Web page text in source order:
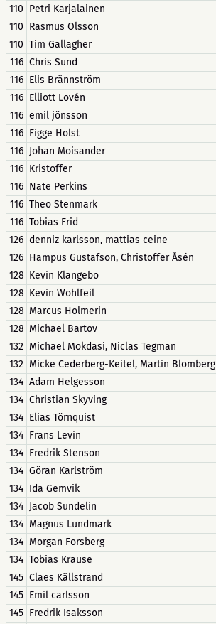
110 Petri Karjalainen
110 Rasmus Olsson
110 Tim Gallagher
116 Chris Sund
116 Elis Brännström
116 Elliott Lovén
116 emil jönsson
116 Figge Holst
116 Johan Moisander
116 Kristoffer
116 Nate Perkins
116 Theo Stenmark
116 Tobias Frid
126 denniz karlsson, mattias ceine
126 Hampus Gustafson, Christoffer Åsén
128 Kevin Klangebo
128 Kevin Wohlfeil
128 Marcus Holmerin
128 Michael Bartov
132 Michael Mokdasi, Niclas Tegman
132 Micke Cederberg-Keitel, Martin Blomberg
134 Adam Helgesson
134 Christian Skyving
134 Elias Törnquist
134 Frans Levin
134 Fredrik Stenson
134 Göran Karlström
134 Ida Gemvik
134 Jacob Sundelin
134 Magnus Lundmark
134 Morgan Forsberg
134 Tobias Krause
145 Claes Källstrand
145 Emil carlsson
145 Fredrik Isaksson